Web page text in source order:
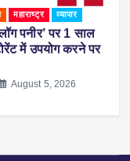
को दी सलाह, बोले-
में कभी गलती नहीं
August 1, 2026